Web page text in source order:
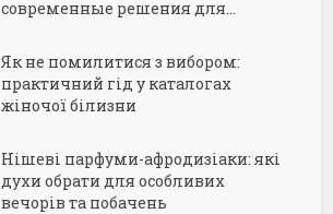
современные решения для...
Як не помилитися з вибором:
практичний гід у каталогах
жіночої білизни
Нішеві парфуми-афродизіаки: які
духи обрати для особливих
вечорів та побачень